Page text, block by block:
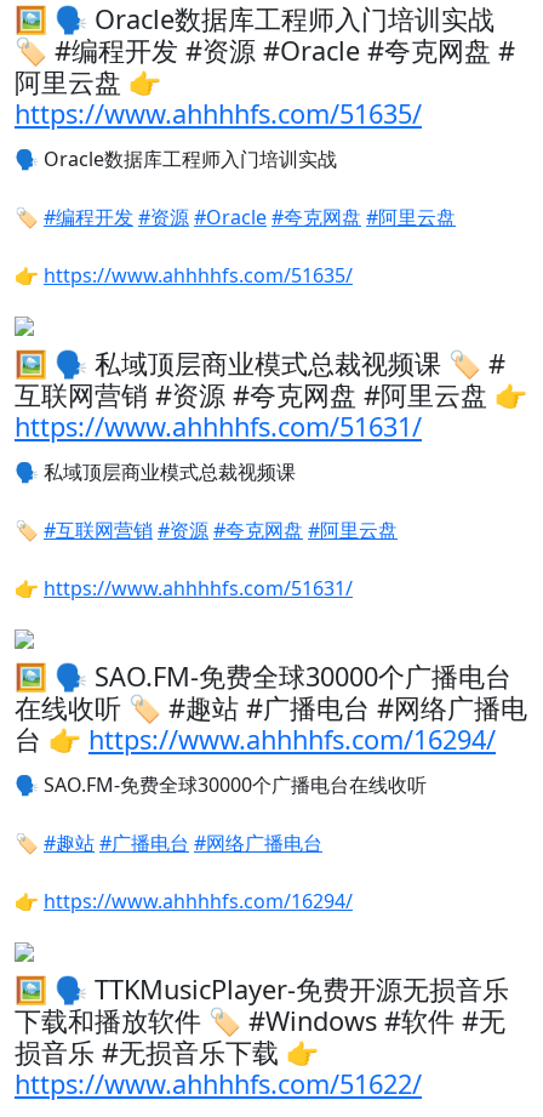
🖼 🗣️ Oracle数据库工程师入门培训实战
🏷️ #编程开发 #资源 #Oracle #夸克网盘 #
阿里云盘 👉
https://www.ahhhhfs.com/51635/
🗣️ Oracle数据库工程师入门培训实战
🏷️ #编程开发#资源#Oracle#夸克网盘 #阿里云盘
👉 https://www.ahhhhfs.com/51635/
🖼 🗣️ 私域顶层商业模式总裁视频课 🏷️ #
互联网营销 #资源 #夸克网盘 #阿里云盘 👉
https://www.ahhhhfs.com/51631/
🗣️ 私域顶层商业模式总裁视频课
🏷️ #互联网营销 #资源#夸克网盘 #阿里云盘
👉 https://www.ahhhhfs.com/51631/
🖼 🗣️ SAO.FM-免费全球30000个广播电台
在线收听 🏷️ #趣站 #广播电台 #网络广播电
台 👉 https://www.ahhhhfs.com/16294/
🗣️ SAO.FM-免费全球30000个广播电台在线收听
🏷️ #趣站#广播电台 #网络广播电台
👉 https://www.ahhhhfs.com/16294/
🖼 🗣️ TTKMusicPlayer-免费开源无损音乐
下载和播放软件 🏷️ #Windows #软件 #无
损音乐 #无损音乐下载 👉
https://www.ahhhhfs.com/51622/